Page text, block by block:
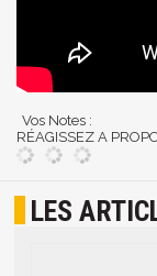
Vos Notes :
RÉAGISSEZ A
LES